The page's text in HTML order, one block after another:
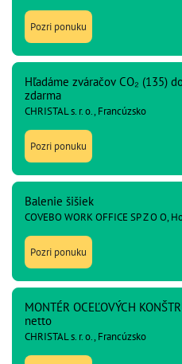
Pozri ponuku
Hľadáme zváračov CO₂ (135)
zdarma
CHRISTAL s. r. o., Francúzsko
Pozri ponuku
Balenie šišiek
COVEBO WORK OFFICE SP Z O O,
Pozri ponuku
MONTÉR OCEĽOVÝCH
netto
CHRISTAL s. r. o., Francúzsko